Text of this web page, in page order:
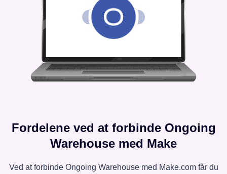
Fordelene ved at forbinde Ongoing
Warehouse med Make
Ved at forbinde Ongoing Warehouse med Make.com får du